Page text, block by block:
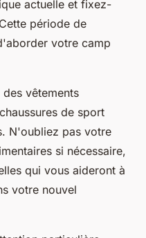
actuelle et fixez-
période de
votre camp
vêtements
de sport
N'oubliez pas votre
si nécessaire,
qui vous aideront à
votre nouvel